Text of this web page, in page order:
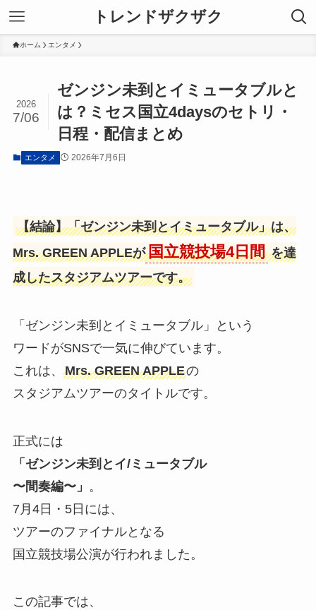
トレンドザクザク
ホーム エンタメ
ゼンジン未到とイミュータブルと
は？ミセス国立4daysのセトリ・
日程・配信まとめ
2026
7/06
エンタメ 2026年7月6日
【結論】「ゼンジン未到とイミュータブル」は、
Mrs. GREEN APPLEが 国立競技場4日間 を達
成したスタジアムツアーです。
「ゼンジン未到とイミュータブル」という
ワードがSNSで一気に伸びています。
これは、 Mrs. GREEN APPLEの
スタジアムツアーのタイトルです。
正式には
「ゼンジン未到とイ/ミュータブル
〜間奏編〜」 。
7月4日・5日には、
ツアーのファイナルとなる
国立競技場公演が行われました。
この記事では、